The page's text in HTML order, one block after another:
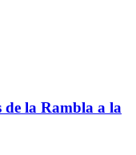
de la Rambla a la